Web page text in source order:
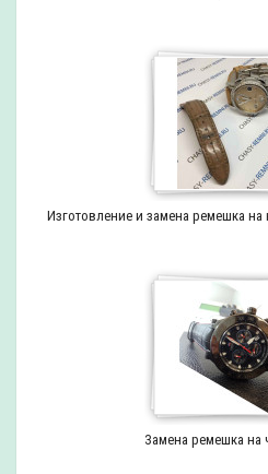
Изготовление и замена ремешка на
Замена ремешка на